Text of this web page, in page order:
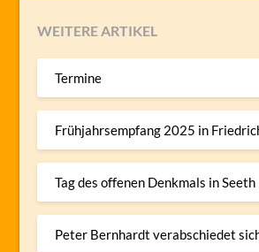
WEITERE ARTIKEL
Termine
Frühjahrsempfang 2025 in
Tag des offenen Denkmals in Seeth
Peter Bernhardt verabschiedet